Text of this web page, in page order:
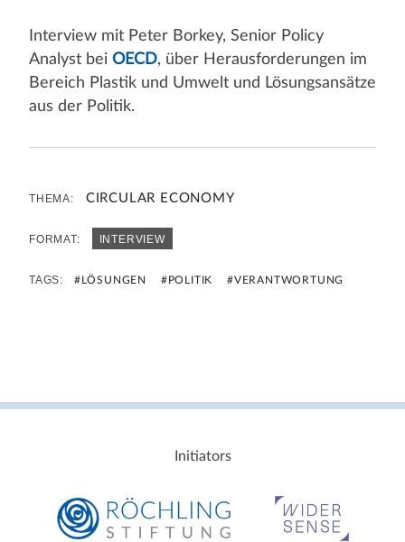
Interview mit Peter Borkey, Senior Policy
Analyst bei OECD, über Herausforderungen im
Bereich Plastik und Umwelt und Lösungsansätze
aus der Politik.
THEMA: CIRCULAR ECONOMY
FORMAT: INTERVIEW
TAGS: #LÖSUNGEN #POLITIK #VERANTWORTUNG
Initiators